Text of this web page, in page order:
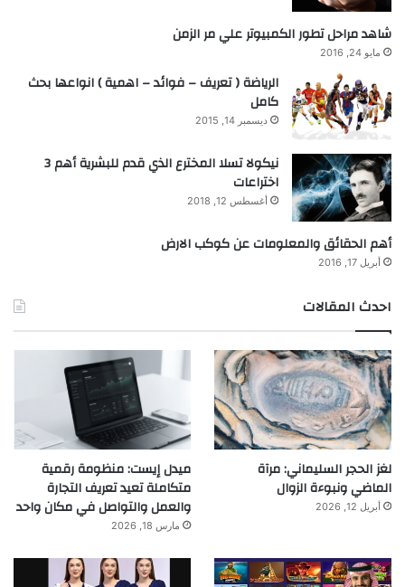
شاهد مراحل تطور الكمبيوتر علي مر الزمن
مايو 24, 2016
الرياضة ( تعريف – فوائد – اهمية ) انواعها بحث
كامل
ديسمبر 14, 2015
نيكولا تسلا المخترع الذي قدم للبشرية أهم 3
اختراعات
أغسطس 12, 2018
أهم الحقائق والمعلومات عن كوكب الارض
أبريل 17, 2016
احدث المقالات
لغز الحجر السليماني: مرآة
الماضي ونبوءة الزوال
أبريل 12, 2026
ميدل إيست: منظومة رقمية
متكاملة تعيد تعريف التجارة
والعمل والتواصل في مكان واحد
مارس 18, 2026